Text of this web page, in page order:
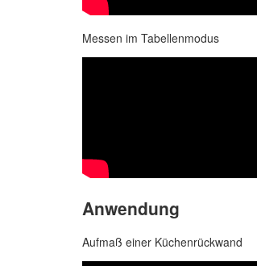
Messen im Tabellenmodus
Anwendung
Aufmaß einer Küchenrückwand